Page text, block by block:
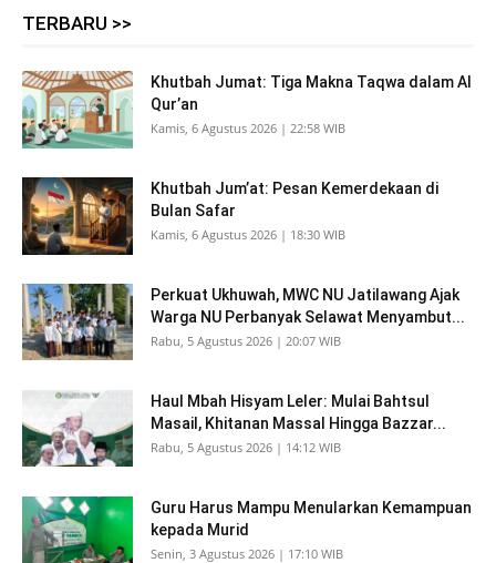
TERBARU >>
Khutbah Jumat: Tiga Makna Taqwa dalam Al
Qur’an
Kamis, 6 Agustus 2026 | 22:58 WIB
Khutbah Jum’at: Pesan Kemerdekaan di
Bulan Safar
Kamis, 6 Agustus 2026 | 18:30 WIB
Perkuat Ukhuwah, MWC NU Jatilawang Ajak
Warga NU Perbanyak Selawat Menyambut...
Rabu, 5 Agustus 2026 | 20:07 WIB
Haul Mbah Hisyam Leler: Mulai Bahtsul
Masail, Khitanan Massal Hingga Bazzar...
Rabu, 5 Agustus 2026 | 14:12 WIB
Guru Harus Mampu Menularkan Kemampuan
kepada Murid
Senin, 3 Agustus 2026 | 17:10 WIB